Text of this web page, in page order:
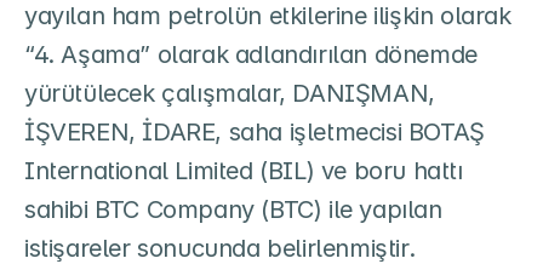
yayılan ham petrolün etkilerine ilişkin olarak
“4. Aşama” olarak adlandırılan dönemde
yürütülecek çalışmalar, DANIŞMAN,
İŞVEREN, İDARE, saha işletmecisi BOTAŞ
International Limited (BIL) ve boru hattı
sahibi BTC Company (BTC) ile yapılan
istişareler sonucunda belirlenmiştir.